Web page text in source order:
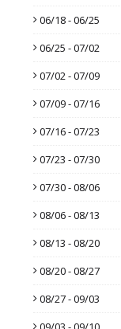
06/18 - 06/25
06/25 - 07/02
07/02 - 07/09
07/09 - 07/16
07/16 - 07/23
07/23 - 07/30
07/30 - 08/06
08/06 - 08/13
08/13 - 08/20
08/20 - 08/27
08/27 - 09/03